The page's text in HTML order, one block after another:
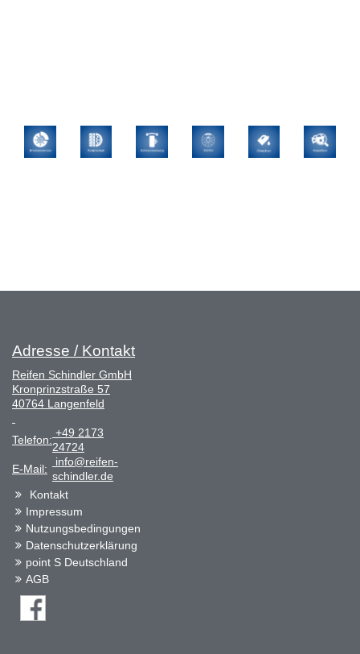
Adresse / Kontakt
Reifen Schindler GmbH
Kronprinzstraße 57
40764 Langenfeld
Telefon:
+49 2173
24724
E-Mail:
info@reifen-
schindler.de
Kontakt
Impressum
Nutzungsbedingungen
Datenschutzerklärung
point S Deutschland
AGB